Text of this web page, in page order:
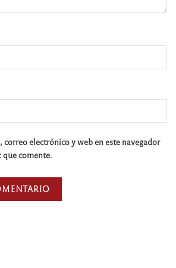
electrónico y web en este navegador
que comente.